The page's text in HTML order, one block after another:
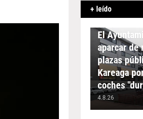
+ leído
APARCAMIENTO
El
aparcar de
plazas
Kareaga
coches
4.8.26